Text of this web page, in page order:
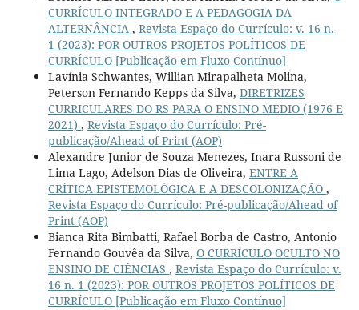
CURRÍCULO INTEGRADO E A PEDAGOGIA DA
ALTERNÂNCIA , Revista Espaço do Currículo: v. 16 n.
1 (2023): POR OUTROS PROJETOS POLÍTICOS DE
CURRÍCULO [Publicação em Fluxo Contínuo]
Lavínia Schwantes, Willian Mirapalheta Molina,
Peterson Fernando Kepps da Silva, DIRETRIZES
CURRICULARES DO RS PARA O ENSINO MÉDIO (1976 E
2021) , Revista Espaço do Currículo: Pré-
publicação/Ahead of Print (AOP)
Alexandre Junior de Souza Menezes, Inara Russoni de
Lima Lago, Adelson Dias de Oliveira, ENTRE A
CRÍTICA EPISTEMOLÓGICA E A DESCOLONIZAÇÃO ,
Revista Espaço do Currículo: Pré-publicação/Ahead of
Print (AOP)
Bianca Rita Bimbatti, Rafael Borba de Castro, Antonio
Fernando Gouvêa da Silva, O CURRÍCULO OCULTO NO
ENSINO DE CIÊNCIAS , Revista Espaço do Currículo: v.
16 n. 1 (2023): POR OUTROS PROJETOS POLÍTICOS DE
CURRÍCULO [Publicação em Fluxo Contínuo]